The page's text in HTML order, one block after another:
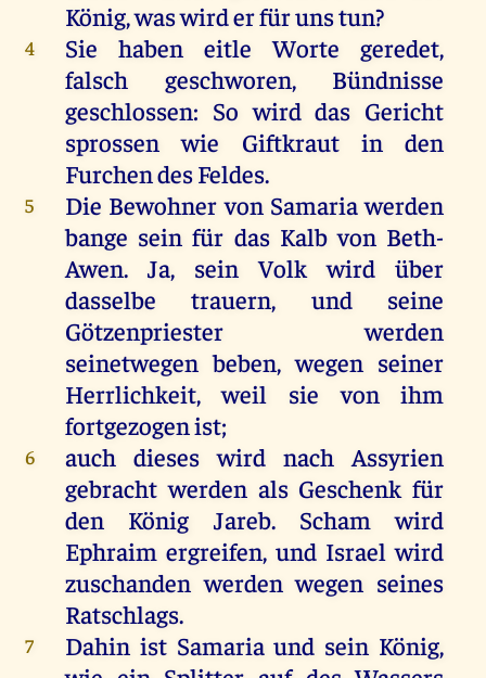
König,waswirderfürunstun?
4 Sie haben eitle Worte geredet,
falsch
geschworen, Bündnisse
geschlossen: So wird das Gericht
sprossen
wie Giftkraut in
den
FurchendesFeldes.
5 Die Bewohner von Samaria werden
bange sein für das Kalb vonBeth-
Awen. Ja, sein Volk wird
über
dasselbe
trauern, und
seine
Götzenpriesterwerden
seinetwegenbeben,wegen seiner
Herrlichkeit,weil sie von
ihm
fortgezogenist;
6 auch dieses wird nach Assyrien
gebracht werden als Geschenk für
den
König Jareb. Scham
wird
Ephraim ergreifen, und Israel wird
zuschandenwerden wegen seines
Ratschlags.
7 Dahin ist Samaria und sein König,